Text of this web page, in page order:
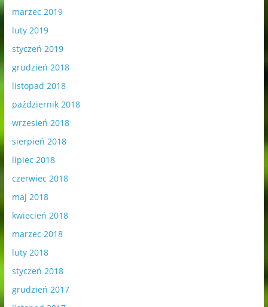
marzec 2019
luty 2019
styczeń 2019
grudzień 2018
listopad 2018
październik 2018
wrzesień 2018
sierpień 2018
lipiec 2018
czerwiec 2018
maj 2018
kwiecień 2018
marzec 2018
luty 2018
styczeń 2018
grudzień 2017